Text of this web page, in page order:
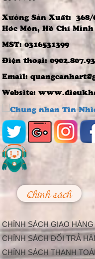
Xưởng Sản Xuất:
Hóc Môn, Hồ Chí Minh
MST: 0316531399
Điện thoại:
Email:
Website:
Chính sách
CHÍNH SÁCH GIAO HÀNG
CHÍNH SÁCH ĐỔI TRẢ
CHÍNH SÁCH THANH